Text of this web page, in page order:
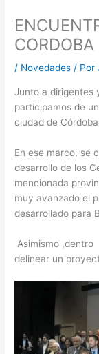
CORDOBA
/ Novedades / Por
Junto a dirigentes
participamos de
ciudad de
En ese marco, se
desarrollo de los
mencionada
muy avanzado el
desarrollado para
Asimismo
delinear un